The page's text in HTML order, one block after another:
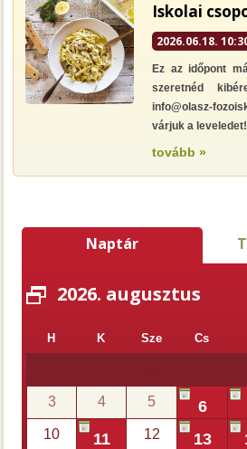
Iskolai
2026.06.18.
Ez az időpont
szeretnéd
info@olasz-
várjuk a leveledet!
tovább »
Naptár
2026. augusztus
H K Sze Cs
3 4 5 6
10 11 12 13